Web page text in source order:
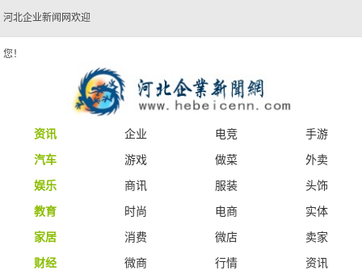
河北企业新闻网欢迎
您！
资讯 企业 电竞
手游
汽车
游戏 做菜
外卖
娱乐
商讯 服装
头饰
教育
时尚 电商
实体
家居
消费 微店
卖家
财经
微商 行情 资讯